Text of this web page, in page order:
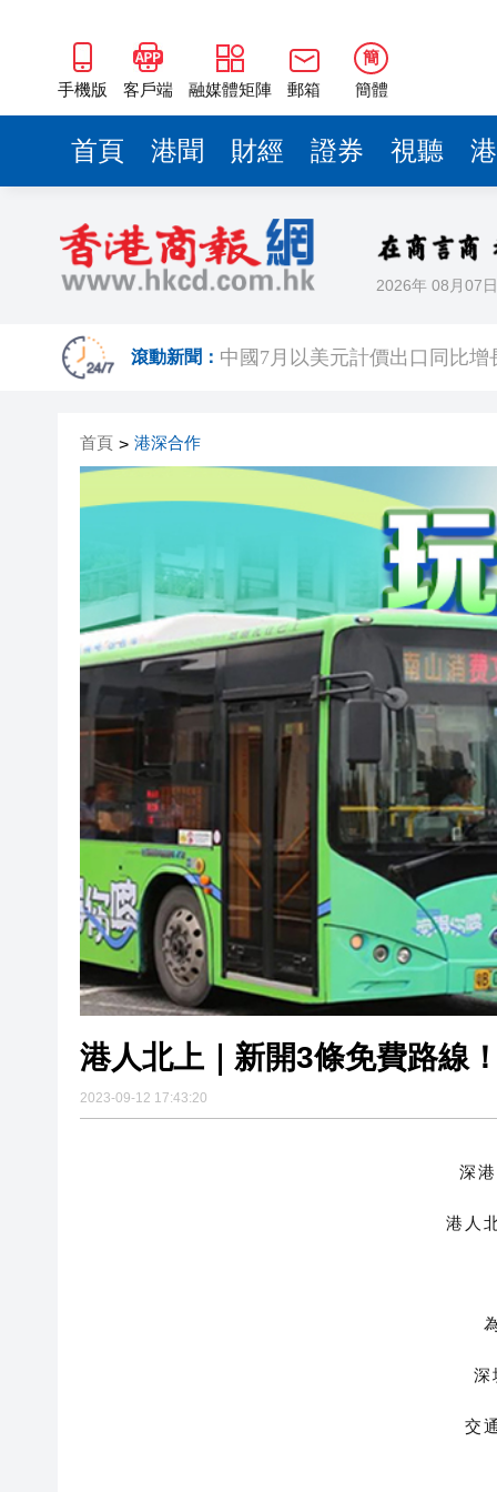
手機版 客戶端 融媒體矩陣 郵箱
簡
簡體
首頁 港聞 財經 證券 視聽
2026年 08月07日
滾動新聞：
人行據報正增加在香港的黃金
宏福苑大火｜跨部門專組最終
美國總統特朗普稱繼續支持防
滙豐據報出售東京總部大樓 計
印度宣布成功試射中程彈道導
利雅得航空與中國航信簽署合
首頁 > 港深合作
港人北上｜新開3條免費路線
2023-09-12 17:43:20
深
港人
深
交